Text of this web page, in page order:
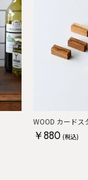
WOOD カード
￥880 (税込)